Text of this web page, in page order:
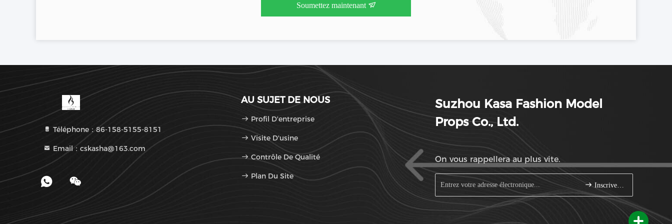
Soumettez maintenant
Téléphone：86-158-5155-8151
Email：cskasha@163.com
AU SUJET DE NOUS
Profil D'entreprise
Visite D'usine
Contrôle De Qualité
Plan Du Site
Suzhou Kasa Fashion Model
Props Co., Ltd.
On vous rappellera au plus vite.
Inscrivez-vous